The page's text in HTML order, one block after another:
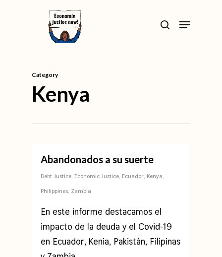
search
Menu
Category
Kenya
Abandonados a su suerte
Debt Justice, Economic Justice, Ecuador, Kenya,
Philippines, Zambia
En este informe destacamos el
impacto de la deuda y el Covid-19
en Ecuador, Kenia, Pakistán, Filipinas